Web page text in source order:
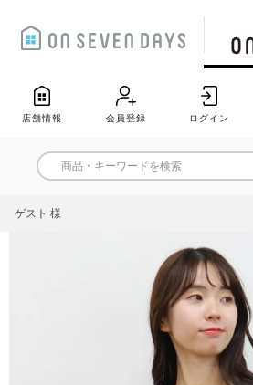
店舗情報 会員登録 ログイン
ゲスト 様